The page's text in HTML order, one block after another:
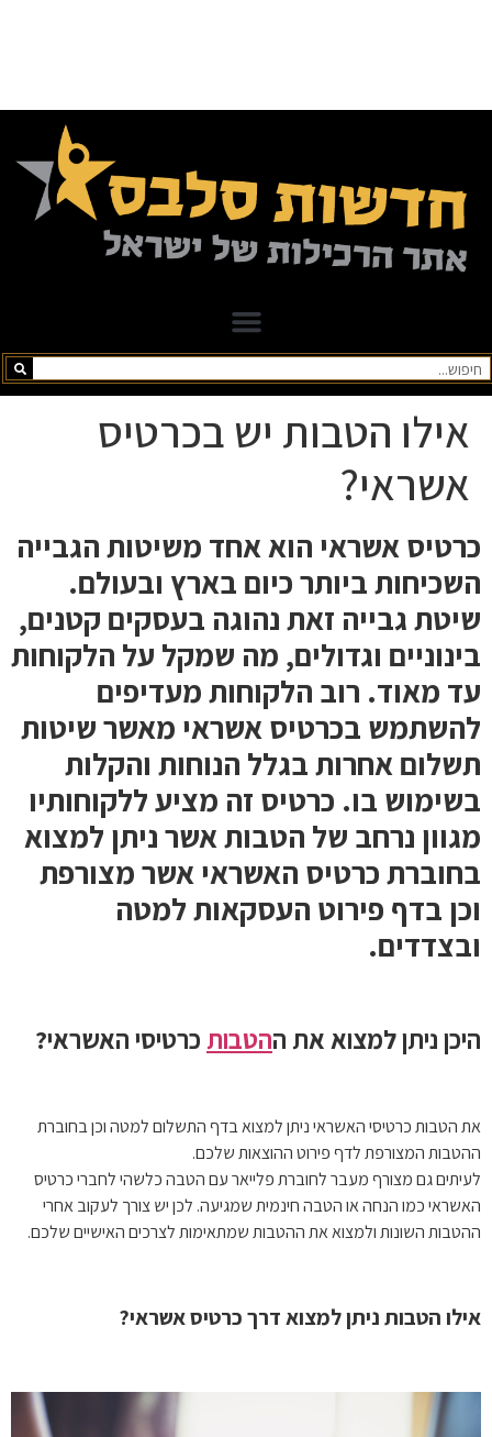
אילו הטבות יש בכרטיס
אשראי?
כרטיס אשראי הוא אחד משיטות הגבייה
השכיחות ביותר כיום בארץ ובעולם.
שיטת גבייה זאת נהוגה בעסקים קטנים,
בינוניים וגדולים, מה שמקל על הלקוחות
עד מאוד. רוב הלקוחות מעדיפים
להשתמש בכרטיס אשראי מאשר שיטות
תשלום אחרות בגלל הנוחות והקלות
בשימוש בו. כרטיס זה מציע ללקוחותיו
מגוון נרחב של הטבות אשר ניתן למצוא
בחוברת כרטיס האשראי אשר מצורפת
וכן בדף פירוט העסקאות למטה
ובצדדים.
היכן ניתן למצוא את ההטבות כרטיסי האשראי?
את הטבות כרטיסי האשראי ניתן למצוא בדף התשלום למטה וכן בחוברת
ההטבות המצורפת לדף פירוט ההוצאות שלכם.
לעיתים גם מצורף מעבר לחוברת פלייאר עם הטבה כלשהי לחברי כרטיס
האשראי כמו הנחה או הטבה חינמית שמגיעה. לכן יש צורך לעקוב אחרי
ההטבות השונות ולמצוא את ההטבות שמתאימות לצרכים האישיים שלכם.
אילו הטבות ניתן למצוא דרך כרטיס אשראי?